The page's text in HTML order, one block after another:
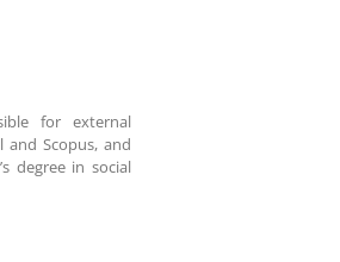
for external
and Scopus, and
degree in social